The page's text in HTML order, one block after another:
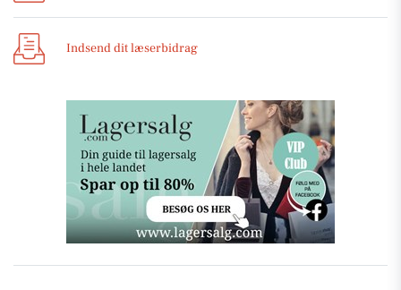
Indsend dit læserbidrag